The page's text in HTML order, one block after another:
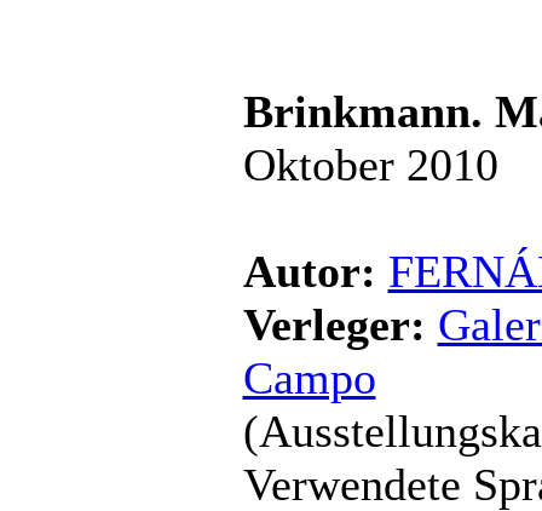
Brinkmann.
Oktober 2010
Autor:
Verleger:
Campo
Verwendete